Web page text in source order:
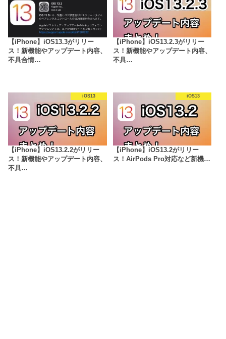
【iPhone】iOS13.3がリリー
ス！新機能やアップデート内容、
不具合情…
【iPhone】iOS13.2.3がリリー
ス！新機能やアップデート内容、
不具…
iOS13
【iPhone】iOS13.2.2がリリー
ス！新機能やアップデート内容、
不具…
iOS13
【iPhone】iOS13.2がリリー
ス！AirPods Pro対応など新機…